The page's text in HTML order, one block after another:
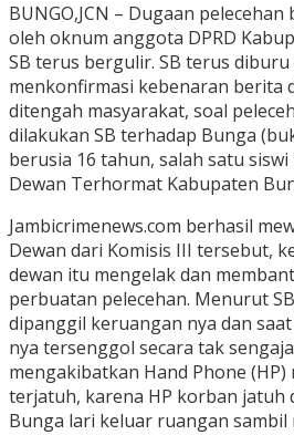
BUNGO,JCN – Dugaan
oleh oknum anggota DPRD
SB terus bergulir. SB terus
menkonfirmasi kebenaran berita
ditengah masyarakat, soal
dilakukan SB terhadap Bunga
berusia 16 tahun, salah satu
Dewan Terhormat Kabupaten
Jambicrimenews.com berhasil
Dewan dari Komisis III tersebut,
dewan itu mengelak dan
perbuatan pelecehan. Menurut
dipanggil keruangan nya dan
nya tersenggol secara tak
mengakibatkan Hand Phone
terjatuh, karena HP korban jatuh
Bunga lari keluar ruangan sambil